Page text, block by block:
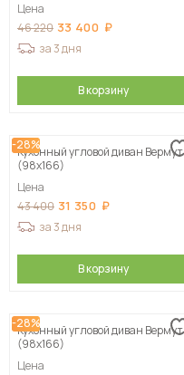
Цена
46 220 33 400
за 3 дня
В корзину
-28%
Кухонный угловой диван Вермут
(98х166)
Цена
43 400 31 350
за 3 дня
В корзину
-28%
Кухонный угловой диван Вермут
(98х166)
Цена